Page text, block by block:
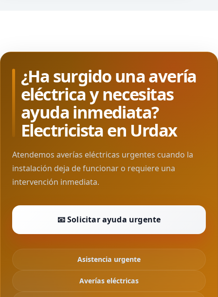
¿Ha surgido una avería
eléctrica y necesitas
ayuda inmediata?
Electricista en Urdax
Atendemos averías eléctricas urgentes cuando la
instalación deja de funcionar o requiere una
intervención inmediata.
📧 Solicitar ayuda urgente
Asistencia urgente
Averías eléctricas